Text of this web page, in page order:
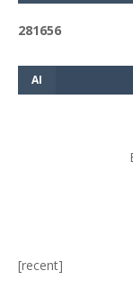
281656
AI
[recent]